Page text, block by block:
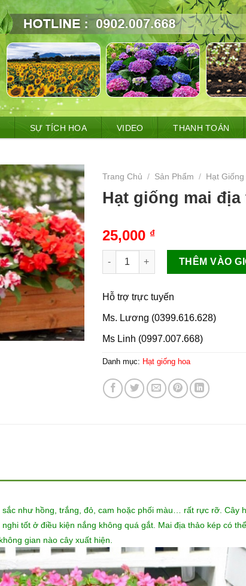
SỰ TÍCH HOA VIDEO THANH TOÁN
Trang Chủ / Sản Phẩm / Hạt
Hạt giống mai địa
25,000 ₫
Hạt giống mai địa thảo kép số
THÊM VÀO
Hỗ trợ trực tuyến
Ms. Lương (0399.616.628)
Ms Linh (0997.007.668)
Danh mục: Hạt giống hoa
như hồng, trắng, đỏ, cam hoặc phối màu… rất rực rỡ. Cây
tốt ở điều kiện nắng không quá gắt. Mai địa thảo kép có
gian nào cây xuất hiện.